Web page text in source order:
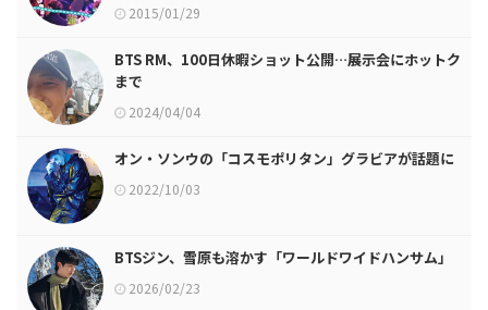
2015/01/29
BTS RM、100日休暇ショット公開…展示会にホットク
まで
2024/04/04
オン・ソンウの「コスモポリタン」グラビアが話題に
2022/10/03
BTSジン、雪原も溶かす「ワールドワイドハンサム」
2026/02/23